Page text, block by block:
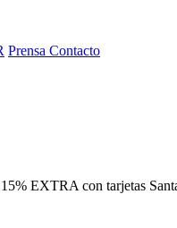
Prensa Contacto
EXTRA con tarjetas